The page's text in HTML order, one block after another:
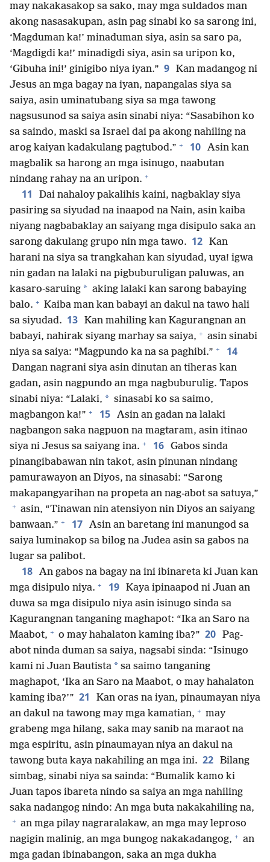
may nakakasakop sa sako, may mga suldados man
akong nasasakupan, asin pag sinabi ko sa sarong ini,
‘Magduman ka!’ minaduman siya, asin sa saro pa,
‘Magdigdi ka!’ minadigdi siya, asin sa uripon ko,
‘Gibuha ini!’ ginigibo niya iyan.” 9 Kan madangog ni
Jesus an mga bagay na iyan, napangalas siya sa
saiya, asin uminatubang siya sa mga tawong
nagsusunod sa saiya asin sinabi niya: “Sasabihon ko
sa saindo, maski sa Israel dai pa akong nahiling na
arog kaiyan kadakulang pagtubod.” + 10 Asin kan
magbalik sa harong an mga isinugo, naabutan
nindang rahay na an uripon. +
11
Dai nahaloy pakalihis kaini, nagbaklay siya
pasiring sa siyudad na inaapod na Nain, asin kaiba
niyang nagbabaklay an saiyang mga disipulo saka an
sarong dakulang grupo nin mga tawo. 12 Kan
harani na siya sa trangkahan kan siyudad, uya! igwa
nin gadan na lalaki na pigbuburuligan paluwas, an
kasaro-saruing * aking lalaki kan sarong babaying
balo. + Kaiba man kan babayi an dakul na tawo hali
sa siyudad. 13 Kan mahiling kan Kagurangnan an
babayi, nahirak siyang marhay sa saiya, + asin sinabi
niya sa saiya: “Magpundo ka na sa paghibi.” + 14
Dangan nagrani siya asin dinutan an tiheras kan
gadan, asin nagpundo an mga nagbuburulig. Tapos
sinabi niya: “Lalaki, * sinasabi ko sa saimo,
magbangon ka!” + 15 Asin an gadan na lalaki
nagbangon saka nagpuon na magtaram, asin itinao
siya ni Jesus sa saiyang ina. + 16 Gabos sinda
pinangibabawan nin takot, asin pinunan nindang
pamurawayon an Diyos, na sinasabi: “Sarong
makapangyarihan na propeta an nag-abot sa satuya,”
+ asin, “Tinawan nin atensiyon nin Diyos an saiyang
banwaan.” + 17 Asin an baretang ini manungod sa
saiya luminakop sa bilog na Judea asin sa gabos na
lugar sa palibot.
18 An gabos na bagay na ini ibinareta ki Juan kan
mga disipulo niya. + 19 Kaya ipinaapod ni Juan an
duwa sa mga disipulo niya asin isinugo sinda sa
Kagurangnan tanganing maghapot: “Ika an Saro na
Maabot, + o may hahalaton kaming iba?” 20 Pag-
abot ninda duman sa saiya, nagsabi sinda: “Isinugo
kami ni Juan Bautista * sa saimo tanganing
maghapot, ‘Ika an Saro na Maabot, o may hahalaton
kaming iba?’” 21
Kan oras na iyan, pinaumayan niya
an dakul na tawong may mga kamatian, + may
grabeng mga hilang, saka may sanib na maraot na
mga espiritu, asin pinaumayan niya an dakul na
tawong buta kaya nakahiling an mga ini. 22 Bilang
simbag, sinabi niya sa sainda: “Bumalik kamo ki
Juan tapos ibareta nindo sa saiya an mga nahiling
saka nadangog nindo: An mga buta nakakahiling na,
+ an mga pilay nagraralakaw, an mga may leproso
nagigin malinig, an mga bungog nakakadangog, + an
mga gadan ibinabangon, saka an mga dukha